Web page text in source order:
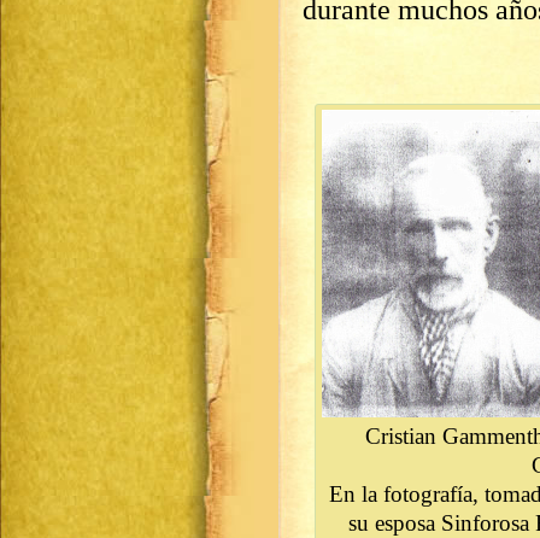
durante muchos
Cristian
En la fotografía,
su esposa